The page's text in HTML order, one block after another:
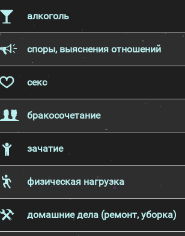
алкоголь
споры, выяснения отношений
секс
бракосочетание
зачатие
физическая нагрузка
домашние дела (ремонт, уборка)